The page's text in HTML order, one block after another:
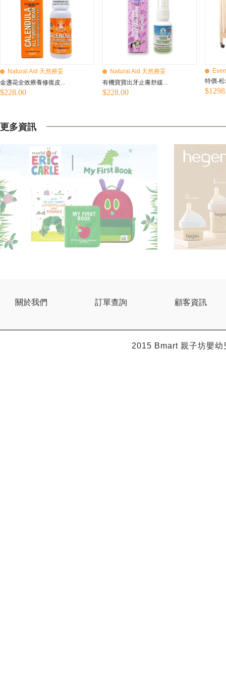
Natural Aid 天然療妥
金盞花全效療養修復皮...
$228.00
Natural Aid 天然療妥
有機寶寶出牙止癢舒緩...
$228.00
特價-
更多資訊
關於我們 訂單查詢 顧客資訊
2015 Bmart親子坊嬰幼